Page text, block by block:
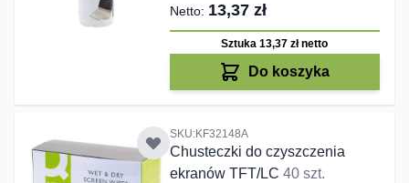
13,37 zł
Sztuka 13,37 złnetto
Do koszyka
SKU:KF32148A
Chusteczki do czyszczenia
ekranów TFT/LC 40 szt.